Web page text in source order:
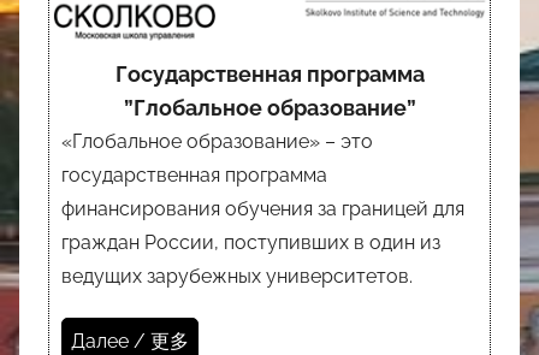
Государственная программа
”Глобальное образование”
«Глобальное образование» – это
государственная программа
финансирования обучения за границей для
граждан России, поступивших в один из
ведущих зарубежных университетов.
Далее / 更多